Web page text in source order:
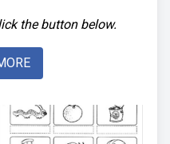
the button below.